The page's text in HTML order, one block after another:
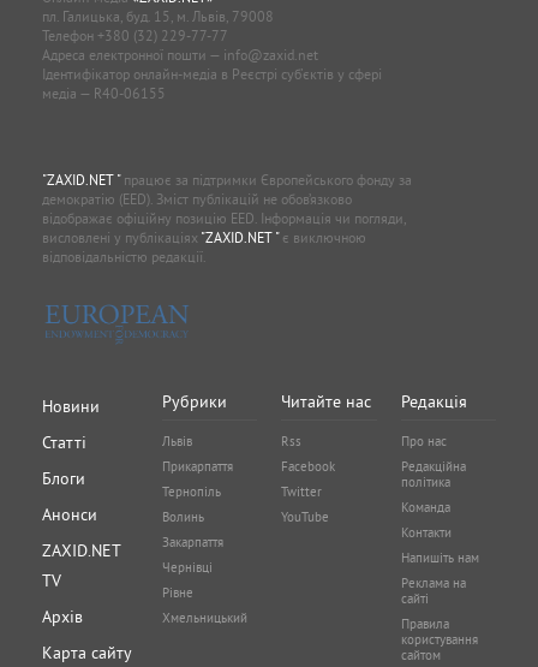
пл. Галицька, буд. 15, м. Львів, 79008
Телефон +380 (32) 229-77-77
Адреса електронної пошти — info@zaxid.net
Ідентифікатор онлайн-медіа в Реєстрі суб'єктів у сфері
медіа — R40-06155
"ZAXID.NET "працює за підтримки Європейського фонду за
демократію (EED). Зміст публікацій не обов’язково
відображає офіційну позицію EED. Інформація чи погляди,
висловлені у публікаціях "ZAXID.NET "є виключною
відповідальністю редакції.
Новини
Статті
Блоги
Анонси
ZAXID.NET
TV
Архів
Карта сайту
Рубрики
Львів
Прикарпаття
Тернопіль
Волинь
Закарпаття
Чернівці
Рівне
Хмельницький
Читайте нас
Rss
Facebook
Twitter
YouTube
Редакція
Про нас
Редакційна
політика
Команда
Контакти
Напишіть нам
Реклама на
сайті
Правила
користування
сайтом